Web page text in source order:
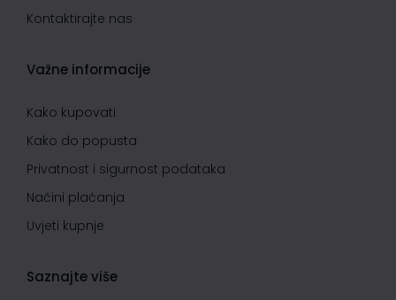
Kontaktirajte nas
Važne informacije
Kako kupovati
Kako do popusta
Privatnost i sigurnost podataka
Načini plaćanja
Uvjeti kupnje
Saznajte više